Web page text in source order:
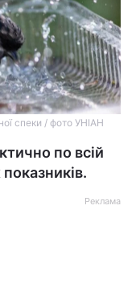
спеки / фото УНІАН
по всій
Реклама